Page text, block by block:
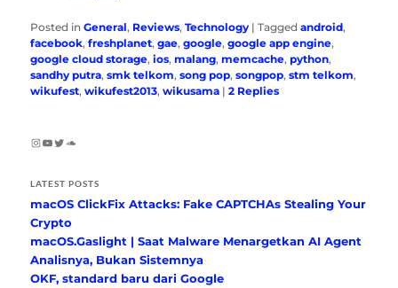
Posted in General, Reviews,Technology |Tagged android,
facebook,freshplanet,gae,google,google app engine,
google cloud storage,ios,malang,memcache,python,
sandhy putra,smk telkom,song pop,songpop,stm telkom,
wikufest,wikufest2013,wikusama |2 Replies
Instagram
YouTube
Twitter
SoundCloud
LATEST POSTS
macOS ClickFix Attacks: Fake CAPTCHAs Stealing Your
Crypto
macOS.Gaslight | Saat Malware Menargetkan AI Agent
Analisnya, Bukan Sistemnya
OKF, standard baru dari Google